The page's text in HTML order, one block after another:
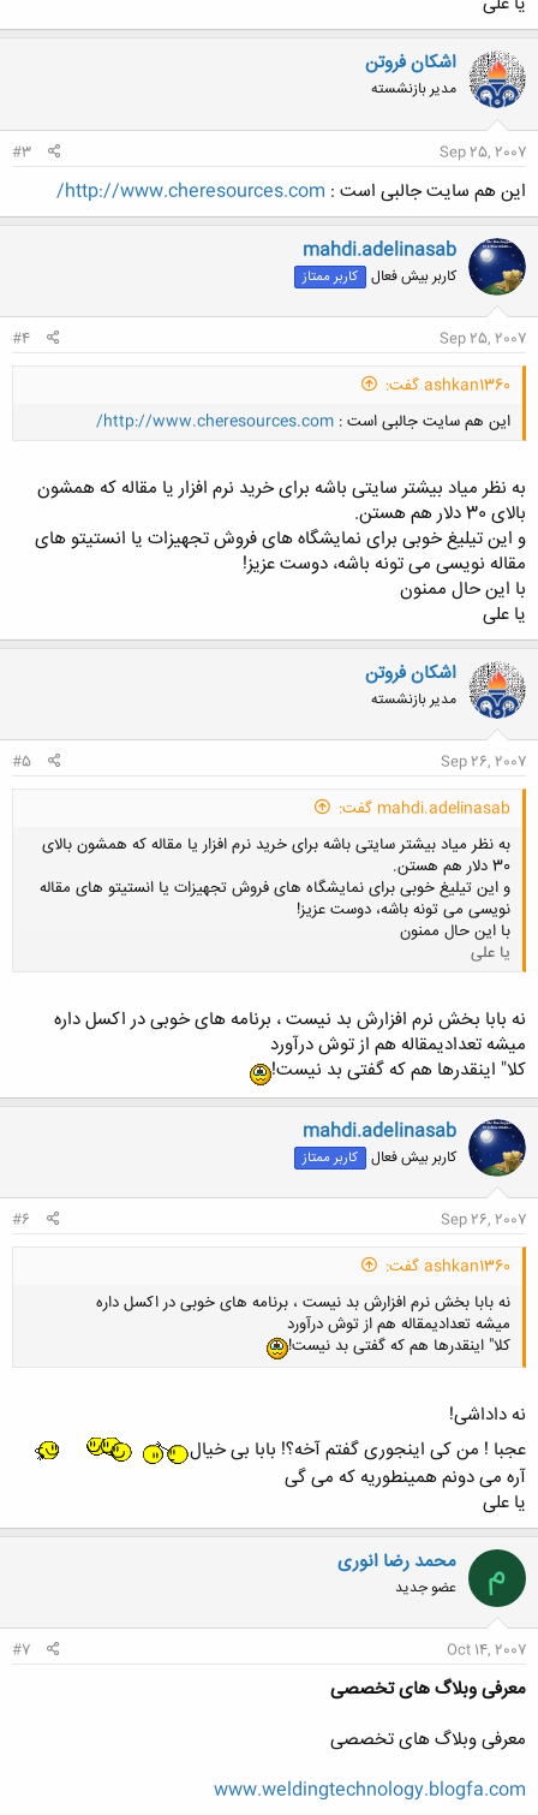
اشکان فروتن
مدیر بازنشسته
Sep 25, 2007
#3
این هم سایت جالبی است : http://www.cheresources.com/
mahdi.adelinasab
کاربر بیش فعال کاربر ممتاز
Sep 25, 2007
#4
ashkan1360 گفت:
این هم سایت جالبی است : http://www.cheresources.com/
کلیک کنید تا باز شود...
به نظر میاد بیشتر سایتی باشه برای خرید نرم افزار یا مقاله که همشون
بالای 30 دلار هم هستن.
و این تیلیغ خوبی برای نمایشگاه های فروش تجهیزات یا انستیتو های
مقاله نویسی می تونه باشه، دوست عزیز!
با این حال ممنون
یا علی
اشکان فروتن
مدیر بازنشسته
Sep 26, 2007
#5
mahdi.adelinasab گفت:
به نظر میاد بیشتر سایتی باشه برای خرید نرم افزار یا مقاله که همشون بالای
30 دلار هم هستن.
و این تیلیغ خوبی برای نمایشگاه های فروش تجهیزات یا انستیتو های مقاله
نویسی می تونه باشه، دوست عزیز!
با این حال ممنون
یا علی
نه بابا بخش نرم افزارش بد نیست ، برنامه های خوبی در اکسل داره
میشه تعدادیمقاله هم از توش درآورد
کلا" اینقدرها هم که گفتی بد نیست!
mahdi.adelinasab
کاربر بیش فعال کاربر ممتاز
Sep 26, 2007
#6
ashkan1360 گفت:
نه بابا بخش نرم افزارش بد نیست ، برنامه های خوبی در اکسل داره
میشه تعدادیمقاله هم از توش درآورد
کلا" اینقدرها هم که گفتی بد نیست!
نه داداشی!
عجبا ! من کی اینجوری گفتم آخه؟! بابا بی خیال
آره می دونم همینطوریه که می گی
یا علی
م محمد رضا انوری
عضو جدید
Oct 14, 2007
#7
معرفی وبلاگ های تخصصی
معرفی وبلاگ های تخصصی
www.weldingtechnology.blogfa.com